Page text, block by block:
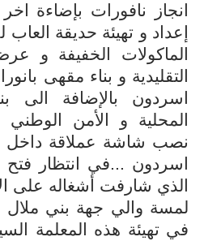
انجاز نافورات بإضاءة
إعداد و تهيئة حديقة
الماكولات الخفيفة و
التقليدية و بناء مقهى
اسردون بالإضافة الى
المحلية و الأمن
نصب شاشة عملاقة داخل
اسردون ...في انتظار
الذي شارفت أشغاله على
لمسة والي جهة بني ملال
في تهيئة هذه المعلمة